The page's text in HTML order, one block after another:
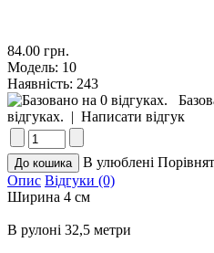
84.00 грн.
Модель: 10
Наявність: 243
відгуках. | Написати відгук
В улюблені
Опис Відгуки (0)
Ширина 4 см
В рулоні 32,5 метри